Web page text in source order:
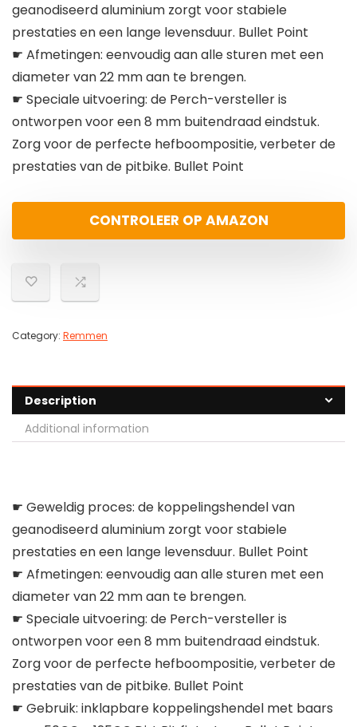
geanodiseerd aluminium zorgt voor stabiele
prestaties en een lange levensduur. Bullet Point
☛ Afmetingen: eenvoudig aan alle sturen met een
diameter van 22 mm aan te brengen.
☛ Speciale uitvoering: de Perch-versteller is
ontworpen voor een 8 mm buitendraad eindstuk.
Zorg voor de perfecte hefboompositie, verbeter de
prestaties van de pitbike. Bullet Point
CONTROLEER OP AMAZON
Category: Remmen
Description
Additional information
☛ Geweldig proces: de koppelingshendel van
geanodiseerd aluminium zorgt voor stabiele
prestaties en een lange levensduur. Bullet Point
☛ Afmetingen: eenvoudig aan alle sturen met een
diameter van 22 mm aan te brengen.
☛ Speciale uitvoering: de Perch-versteller is
ontworpen voor een 8 mm buitendraad eindstuk.
Zorg voor de perfecte hefboompositie, verbeter de
prestaties van de pitbike. Bullet Point
☛ Gebruik: inklapbare koppelingshendel met baars